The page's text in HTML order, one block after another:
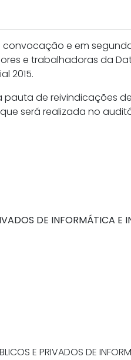
convocação e em
e trabalhadoras da
2015.
de reivindicações
será realizada no
DE INFORMÁTICA E
E PRIVADOS DE